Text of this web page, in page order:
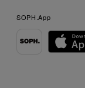
SOPH.App